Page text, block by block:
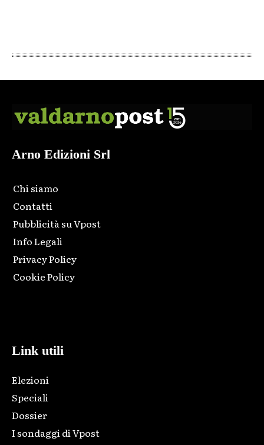
Arno Edizioni Srl
Chi siamo
Contatti
Pubblicità su Vpost
Info Legali
Privacy Policy
Cookie Policy
Link utili
Elezioni
Speciali
Dossier
I sondaggi di Vpost